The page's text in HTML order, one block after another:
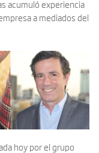
acumuló experiencia
a mediados del
hoy por el grupo